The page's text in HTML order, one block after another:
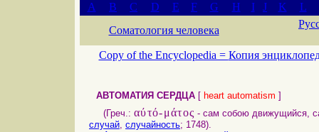
A
B C D E F G H I J K
L
Соматология человека
Copy of the Encyclopedia = Копия
АВТОМАТИЯ СЕРДЦА [ heart automatism ]
(Греч.: αύτό-μάτος - сам собою движущийся,
случай, случайность; 1748).